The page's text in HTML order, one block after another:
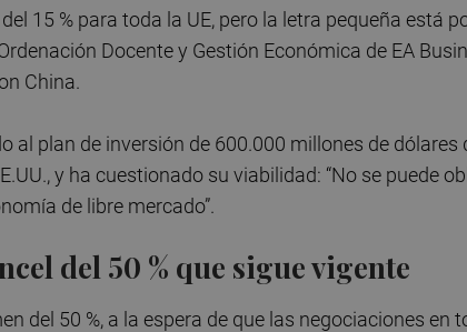
15 % para toda la UE, pero la letra pequeña está
Docente y Gestión Económica de EA
China.
al plan de inversión de 600.000 millones de dólares
y ha cuestionado su viabilidad: “No se puede
de libre mercado”.
del 50 % que sigue vigente
del 50 %, a la espera de que las negociaciones en